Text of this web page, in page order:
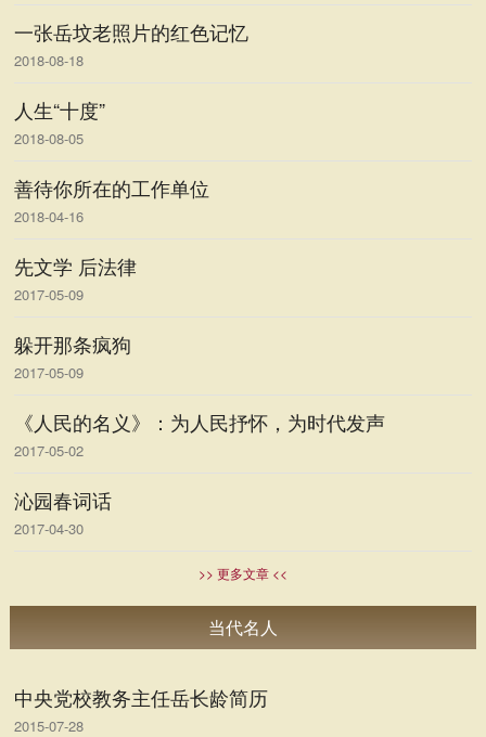
一张岳坟老照片的红色记忆
2018-08-18
人生“十度”
2018-08-05
善待你所在的工作单位
2018-04-16
先文学 后法律
2017-05-09
躲开那条疯狗
2017-05-09
《人民的名义》：为人民抒怀，为时代发声
2017-05-02
沁园春词话
2017-04-30
>> 更多文章 <<
当代名人
中央党校教务主任岳长龄简历
2015-07-28